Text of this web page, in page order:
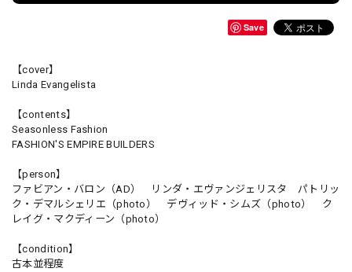
Save
【cover】
Linda Evangelista
【contents】
Seasonless Fashion
FASHION'S EMPIRE BUILDERS
【person】
ファビアン・バロン（AD） リンダ・エヴァンジェリスタ パトリッ
ク・デマルシェリエ（photo） デヴィッド・シムズ（photo） ク
レイグ・マクディーン（photo）
【condition】
古本並程度